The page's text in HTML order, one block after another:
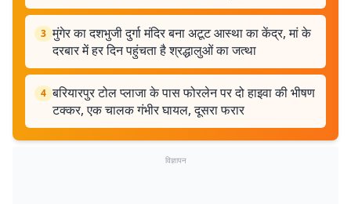
3 मुंगेर का दशभुजी दुर्गा मंदिर बना अटूट आस्था का केंद्र, मां के
दरबार में हर दिन पहुंचता है श्रद्धालुओं का जत्था
4 बरियारपुर टोल प्लाजा के पास फोरलेन पर दो हाइवा की भीषण
टक्कर, एक चालक गंभीर घायल, दूसरा फरार
विज्ञापन